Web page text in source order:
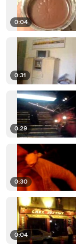
0:04
0:31
0:29
0:30
0:04